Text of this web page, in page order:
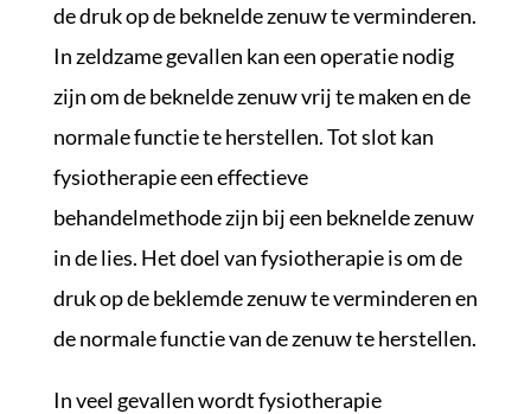
de druk op de beknelde zenuw te verminderen.
In zeldzame gevallen kan een operatie nodig
zijn om de beknelde zenuw vrij te maken en de
normale functie te herstellen. Tot slot kan
fysiotherapie een effectieve
behandelmethode zijn bij een beknelde zenuw
in de lies. Het doel van fysiotherapie is om de
druk op de beklemde zenuw te verminderen en
de normale functie van de zenuw te herstellen.
In veel gevallen wordt fysiotherapie